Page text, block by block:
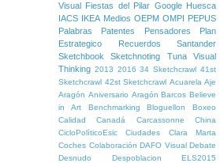
Visual Fiestas del Pilar Google Huesca
IACS IKEA Medios OEPM OMPI PEPUS
Palabras
Patentes Pensadores
Plan
Estrategico
Recuerdos
Santander
Sketchbook
Sketchnoting Tuna
Visual
Thinking 2013 2016 34 Sketchcrawl 41st
Sketchcrawl 42st Sketchcrawl Acuarela Aje
Aragón Aniversario Aragón Barcos Believe
in Art
Benchmarking Bloguellon
Boxeo
Calidad
Canadá Carcassonne
China
CicloPolíticoEsic
Ciudades
Clara Marta
Coches Colaboración DAFO Visual Debate
Desnudo
Despoblacion
ELS2015